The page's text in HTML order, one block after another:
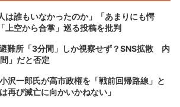
は誰もいなかったのか」「あまりにも愕
空から合掌」巡る投稿を批判
難所「3分間」しか視察せず？SNS拡散 内
」だと否定
沢一郎氏が高市政権を「戦前回帰路線」と
び滅亡に向かいかねない」